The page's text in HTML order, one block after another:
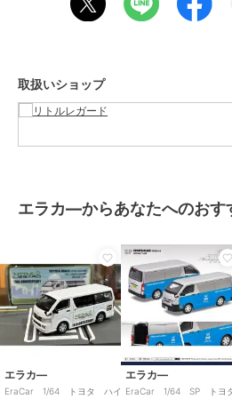
取扱いショップ
エラカ―からあなたへのおす
エラカ―
EraCar 1/64 トヨタ ハイ
エラカ―
EraCar 1/64 SP トヨ